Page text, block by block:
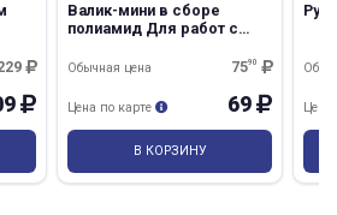
Валик-мини в сборе
полиамид Для работ с
30см
7590
Обычная цена
69
Цена по карте
В КОРЗИНУ
Цена